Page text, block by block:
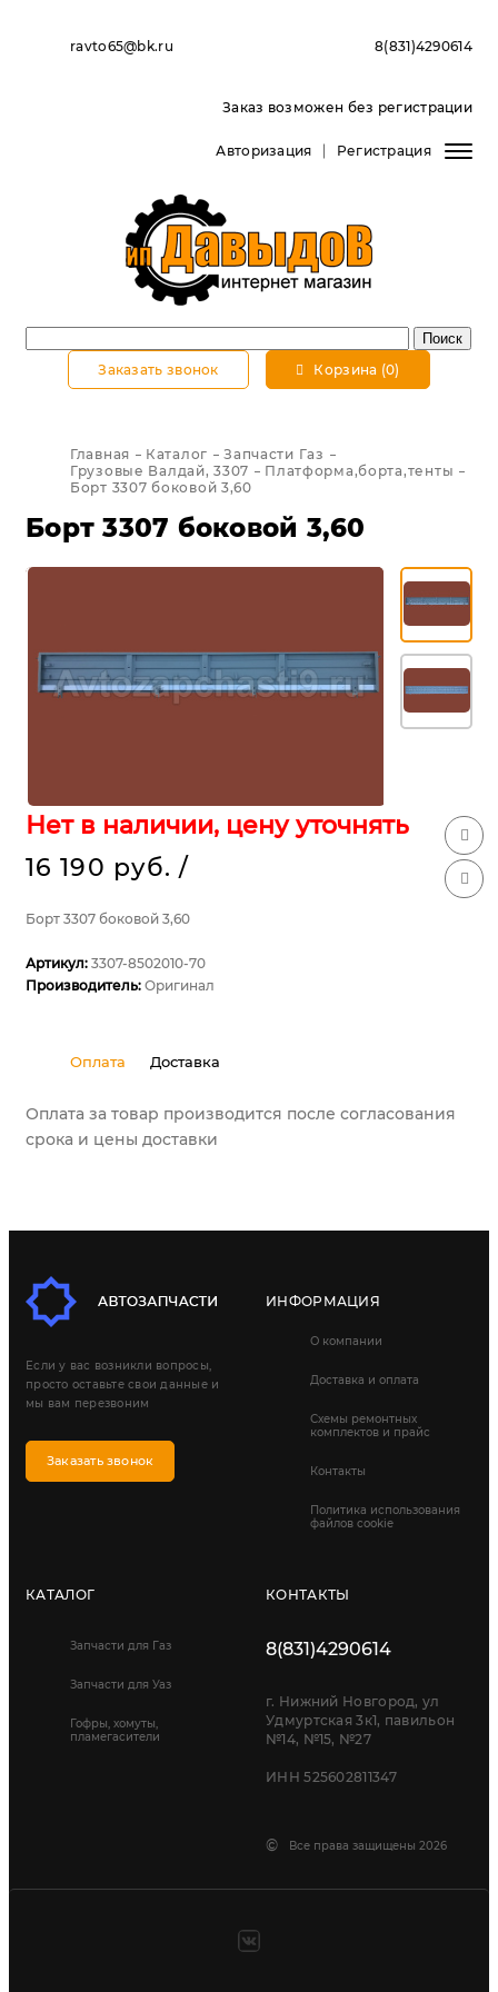
ravto65@bk.ru 8(831)4290614
Заказ возможен без регистрации
Авторизация Регистрация
Заказать звонок Корзина (0)
Главная Каталог
Запчасти Газ
Грузовые Валдай, 3307
Платформа,борта,тенты
Борт 3307 боковой 3,60
Борт 3307 боковой 3,60
Нет в наличии, цену уточнять
16 190 руб. /
Борт 3307 боковой 3,60
Артикул: 3307-8502010-70
Производитель: Оригинал
Оплата Доставка
Оплата за товар производится после согласования
срока и цены доставки
Если у вас возникли вопросы,
просто оставьте свои данные и
мы вам перезвоним
Заказать звонок
ИНФОРМАЦИЯ
О компании
Доставка и оплата
Схемы ремонтных
комплектов и прайс
Контакты
Политика использования
файлов cookie
КАТАЛОГ
Запчасти для Газ
Запчасти для Уаз
Гофры, хомуты,
пламегасители
КОНТАКТЫ
8(831)4290614
г. Нижний Новгород, ул
Удмуртская 3к1, павильон
№14, №15, №27
ИНН 525602811347
© Все права защищены 2026